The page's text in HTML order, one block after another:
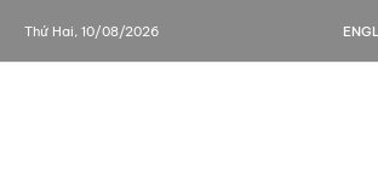
Thứ Hai, 10/08/2026